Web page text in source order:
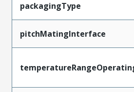
packagingType
pitchMatingInterface